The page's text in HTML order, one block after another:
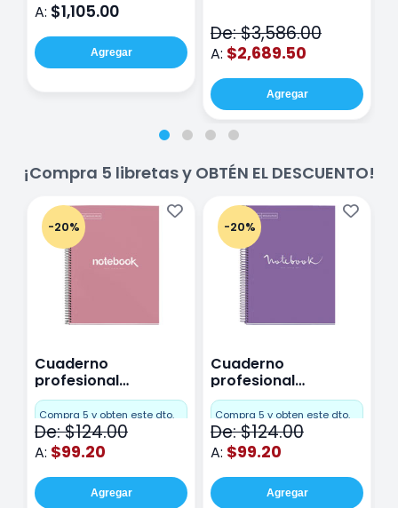
A: $1,105.00
Agregar
De: $3,586.00
A: $2,689.50
Agregar
¡Compra 5 libretas y OBTÉN EL DESCUENTO!
-20%
Cuaderno
profesional
Miquelrius Emotions
Cuadro Chico 80
hojas Rosa
Compra 5 y obten este dto.
De: $124.00
A: $99.20
Agregar
-20%
Cuaderno
profesional
Miquelrius Emotions
raya 80 hojas
Purpura
Compra 5 y obten este dto.
De: $124.00
A: $99.20
Agregar